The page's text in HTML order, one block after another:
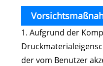
Wassertransfer-
Heißprägen
1. Aufgrund der
der vom Benutzer